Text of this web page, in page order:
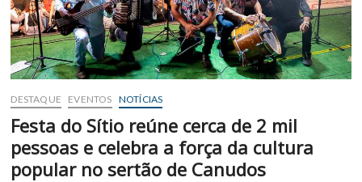
DESTAQUE EVENTOS NOTÍCIAS
Festa do Sítio reúne cerca de 2 mil
pessoas e celebra a força da cultura
popular no sertão de Canudos